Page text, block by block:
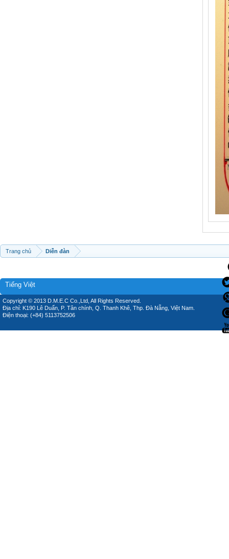
Trang chủ Diễn đàn
Tiếng Việt
Copyright © 2013 D.M.E.C Co.,Ltd, All Rights Reserved.
Địa chỉ: K190 Lê Duẩn, P. Tân chính, Q. Thanh Khê, Thp. Đà Nẵng, Việt Nam.
Điện thoại: (+84) 5113752506